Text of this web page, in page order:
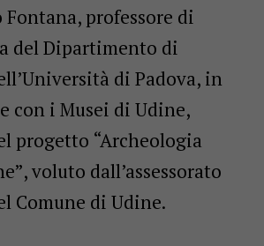
Fontana, professore di
del Dipartimento di
di Padova, in
con i Musei di Udine,
progetto “Archeologia
voluto dall’assessorato
Comune di Udine.